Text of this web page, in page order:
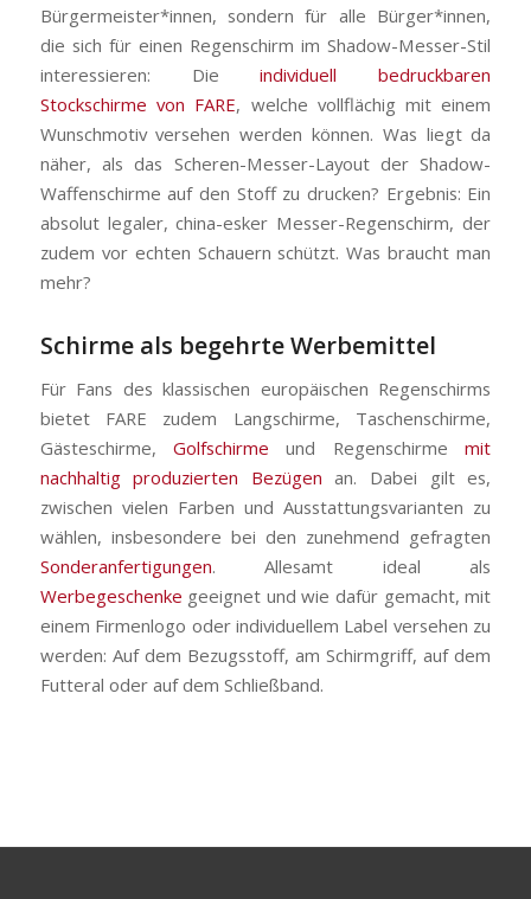
Bürgermeister*innen, sondern für alle Bürger*innen,
die sich für einen Regenschirm im Shadow-Messer-Stil
interessieren: Dieindividuell bedruckbaren
Stockschirme von FARE, welche vollflächig mit einem
Wunschmotiv versehen werden können. Was liegt da
näher, als das Scheren-Messer-Layout der Shadow-
Waffenschirme auf den Stoff zu drucken? Ergebnis: Ein
absolut legaler, china-esker Messer-Regenschirm, der
zudem vor echten Schauern schützt. Was braucht man
mehr?
Schirme als begehrte Werbemittel
Für Fans des klassischen europäischen Regenschirms
bietet FARE zudem Langschirme, Taschenschirme,
Gästeschirme,Golfschirme und Regenschirmemit
nachhaltig produzierten Bezügen an. Dabei gilt es,
zwischen vielen Farben und Ausstattungsvarianten zu
wählen, insbesondere bei den zunehmend gefragten
Sonderanfertigungen. Allesamt ideal als
Werbegeschenke geeignet und wie dafür gemacht, mit
einem Firmenlogo oder individuellem Label versehen zu
werden: Auf dem Bezugsstoff, am Schirmgriff, auf dem
Futteral oder auf dem Schließband.